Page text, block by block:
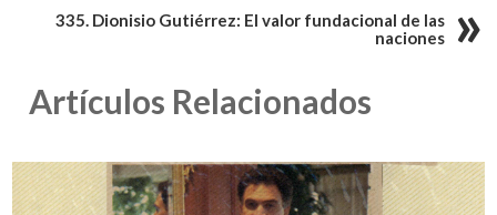
335. Dionisio Gutiérrez: El valor fundacional de las
naciones
Artículos Relacionados